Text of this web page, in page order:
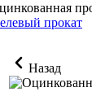
прокат
Назад